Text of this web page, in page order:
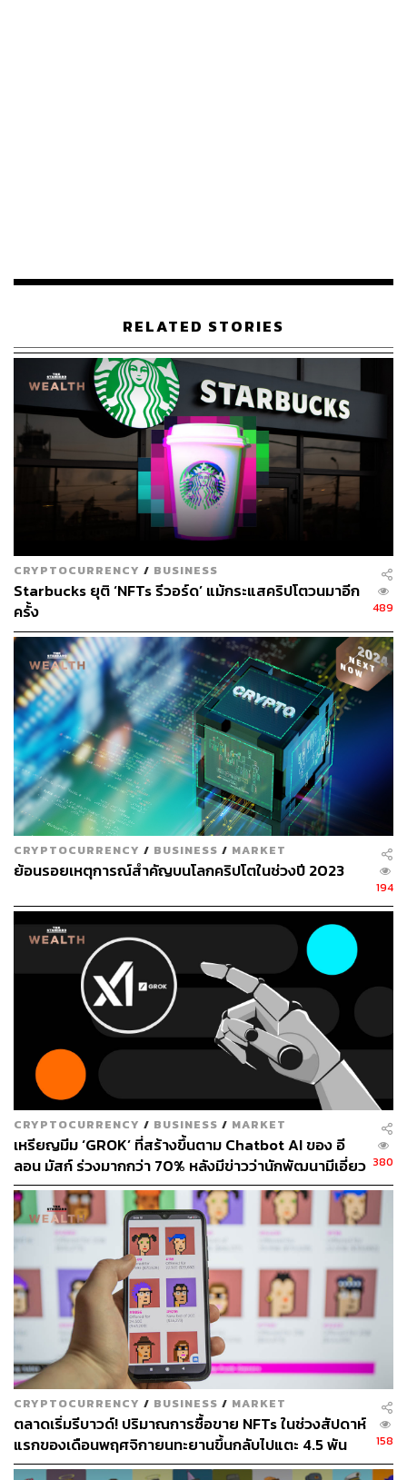
https://nftevening.com/bored-apes-x-azuki-nft-collecti
on-holders-start-to-bite-at-each-other
https://www.coingecko.com/en/nft/azuki
TAGS: Rug Pull Bored Ape Yacht Club (BAYC)
NFTs
Azuki
33
ABOUT THE AUTHOR
พลอยจันทร์ สุขคง
Senior Content Creator ประจำกองไลฟ์สไตล์
สำนักข่าว THE STANDARD
RELATED STORIES
CRYPTOCURRENCY / BUSINESS
Starbucks ยุติ ‘NFTs รีวอร์ด’ แม้กระแสคริปโตวนมาอีก
ครั้ง
489
CRYPTOCURRENCY / BUSINESS / MARKET
ย้อนรอยเหตุการณ์สำคัญบนโลกคริปโตในช่วงปี 2023
194
CRYPTOCURRENCY / BUSINESS / MARKET
เหรียญมีม ‘GROK’ ที่สร้างขึ้นตาม Chatbot AI ของ อี
ลอน มัสก์ ร่วงมากกว่า 70% หลังมีข่าวว่านักพัฒนามีเอี่ยว
กับการ Rug Pull
380
CRYPTOCURRENCY / BUSINESS / MARKET
ตลาดเริ่มรีบาวด์! ปริมาณการซื้อขาย NFTs ในช่วงสัปดาห์
แรกของเดือนพฤศจิกายนทะยานขึ้นกลับไปแตะ 4.5 พัน
ล้านบาท
158